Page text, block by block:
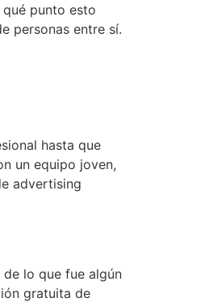
punto esto
personas entre sí.
hasta que
un equipo joven,
advertising
lo que fue algún
gratuita de